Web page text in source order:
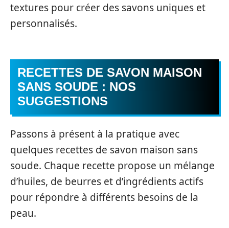
textures pour créer des savons uniques et
personnalisés.
RECETTES DE SAVON MAISON
SANS SOUDE : NOS
SUGGESTIONS
Passons à présent à la pratique avec
quelques recettes de savon maison sans
soude. Chaque recette propose un mélange
d’huiles, de beurres et d’ingrédients actifs
pour répondre à différents besoins de la
peau.